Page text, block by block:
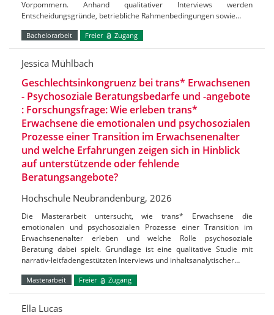
Vorpommern. Anhand qualitativer Interviews werden
Entscheidungsgründe, betriebliche Rahmenbedingungen sowie…
Bachelorarbeit Freier Zugang
Jessica Mühlbach
Geschlechtsinkongruenz bei trans* Erwachsenen
- Psychosoziale Beratungsbedarfe und -angebote
: Forschungsfrage: Wie erleben trans*
Erwachsene die emotionalen und psychosozialen
Prozesse einer Transition im Erwachsenenalter
und welche Erfahrungen zeigen sich in Hinblick
auf unterstützende oder fehlende
Beratungsangebote?
Hochschule Neubrandenburg, 2026
Die Masterarbeit untersucht, wie trans* Erwachsene die
emotionalen und psychosozialen Prozesse einer Transition im
Erwachsenenalter erleben und welche Rolle psychosoziale
Beratung dabei spielt. Grundlage ist eine qualitative Studie mit
narrativ-leitfadengestützten Interviews und inhaltsanalytischer…
Masterarbeit Freier Zugang
Ella Lucas